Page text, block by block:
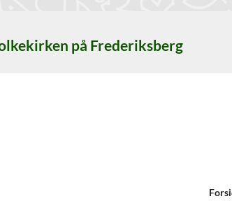
på Frederiksberg